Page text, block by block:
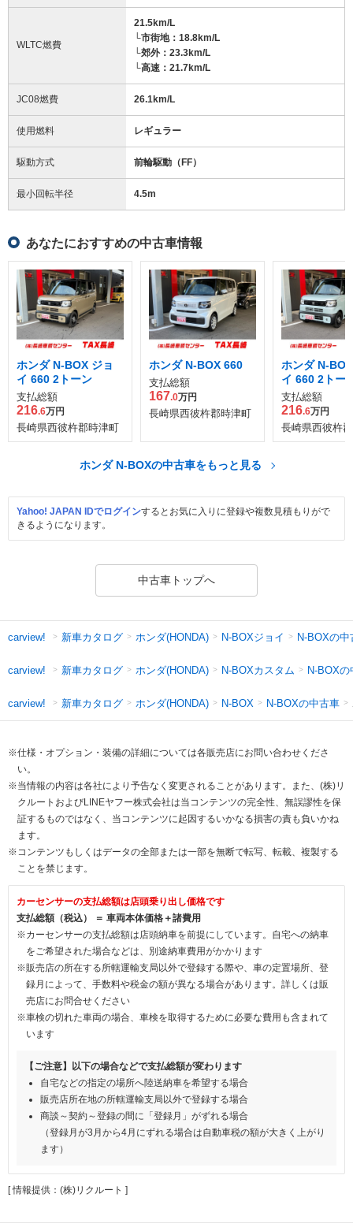
WLTC燃費
21.5km/L
└市街地：18.8km/L
└郊外：23.3km/L
└高速：21.7km/L
JC08燃費 26.1km/L
使用燃料 レギュラー
駆動方式 前輪駆動（FF）
最小回転半径 4.5m
あなたにおすすめの中古車情報
ホンダ N-BOX ジョ
イ 660 2トーン
支払総額
216.6万円
長崎県西彼杵郡時津町
ホンダ N-BOX 660
支払総額
167.0万円
長崎県西彼杵郡時津町
ホンダ N-
イ 660 2トー
支払総額
216.6万円
長崎県西彼杵
ホンダ N-BOXの中古車をもっと見る
Yahoo! JAPAN IDでログインするとお気に入りに登録や複数見積もりがで
きるようになります。
中古車トップへ
carview! 新車カタログ ホンダ(HONDA) N-BOXジョイ N-BOXの中
carview! 新車カタログ ホンダ(HONDA) N-BOXカスタム N-BOXの
carview! 新車カタログ ホンダ(HONDA) N-BOX N-BOXの中古車
※仕様・オプション・装備の詳細については各販売店にお問い合わせくださ
い。
※当情報の内容は各社により予告なく変更されることがあります。また、(株)リ
クルートおよびLINEヤフー株式会社は当コンテンツの完全性、無誤謬性を保
証するものではなく、当コンテンツに起因するいかなる損害の責も負いかね
ます。
※コンテンツもしくはデータの全部または一部を無断で転写、転載、複製する
ことを禁じます。
カーセンサーの支払総額は店頭乗り出し価格です
支払総額（税込） ＝ 車両本体価格＋諸費用
※カーセンサーの支払総額は店頭納車を前提にしています。自宅への納車
をご希望された場合などは、別途納車費用がかかります
※販売店の所在する所轄運輸支局以外で登録する際や、車の定置場所、登
録月によって、手数料や税金の額が異なる場合があります。詳しくは販
売店にお問合せください
※車検の切れた車両の場合、車検を取得するために必要な費用も含まれて
います
【ご注意】以下の場合などで支払総額が変わります
自宅などの指定の場所へ陸送納車を希望する場合
販売店所在地の所轄運輸支局以外で登録する場合
商談～契約～登録の間に「登録月」がずれる場合
（登録月が3月から4月にずれる場合は自動車税の額が大きく上がり
ます）
[ 情報提供：(株)リクルート ]